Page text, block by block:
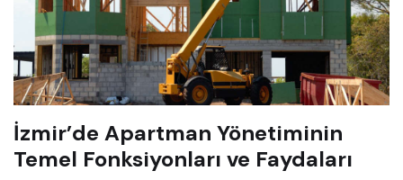
İzmir’de Apartman Yönetiminin
Temel Fonksiyonları ve Faydaları